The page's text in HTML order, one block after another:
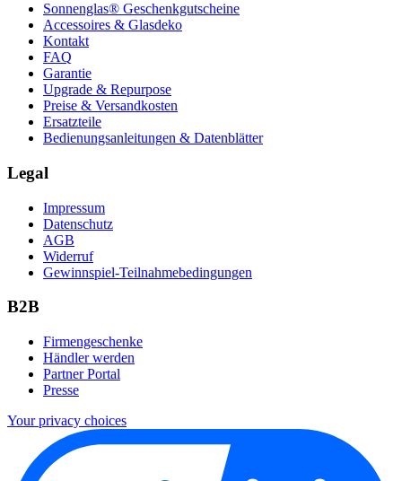
Sonnenglas® Geschenkgutscheine
Accessoires & Glasdeko
Kontakt
FAQ
Garantie
Upgrade & Repurpose
Preise & Versandkosten
Ersatzteile
Bedienungsanleitungen & Datenblätter
Legal
Impressum
Datenschutz
AGB
Widerruf
Gewinnspiel-Teilnahmebedingungen
B2B
Firmengeschenke
Händler werden
Partner Portal
Presse
Your privacy choices